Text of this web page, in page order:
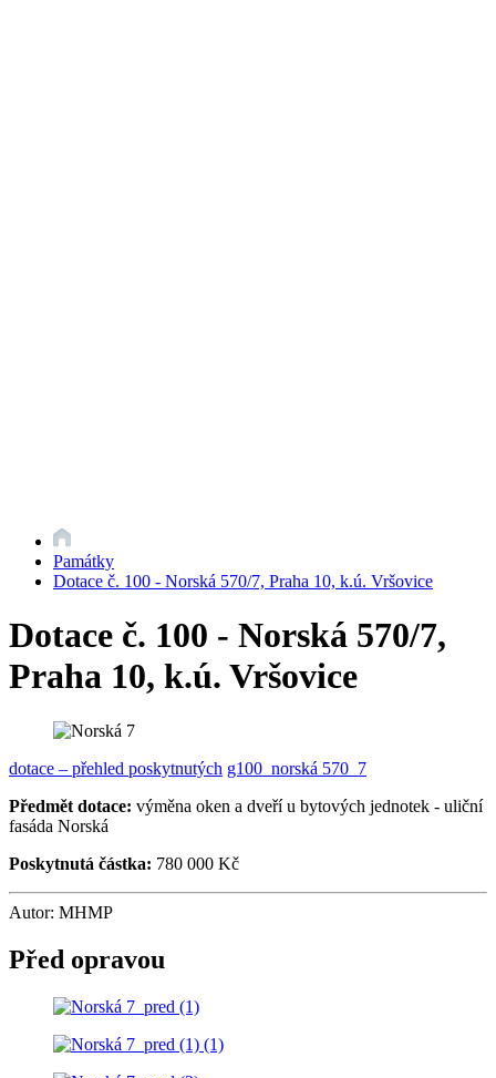
Památky
Dotace č. 100 - Norská 570/7, Praha 10, k.ú. Vršovice
Dotace č. 100 - Norská 570/7,
Praha 10, k.ú. Vršovice
dotace – přehled poskytnutých g100_norská 570_7
Předmět dotace: výměna oken a dveří u bytových jednotek - uliční
fasáda Norská
Poskytnutá částka: 780 000 Kč
Autor: MHMP
Před opravou